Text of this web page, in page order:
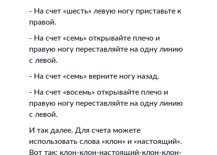
- На счет «шесть» левую ногу приставьте к
правой.
- На счет «семь» открывайте плечо и
правую ногу переставляйте на одну линию
с левой.
- На счет «семь» верните ногу назад.
- На счет «восемь» открывайте плечо и
правую ногу переставляйте на одну линию
с левой.
И так далее. Для счета можете
использовать слова «клон» и «настоящий».
Вот так: клон-клон-настоящий-клон-клон-